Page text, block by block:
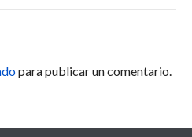
para publicar un comentario.